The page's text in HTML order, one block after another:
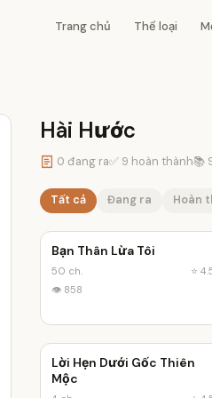
Trang chủ Thể loại
Hài Hước
0 đang ra✅ 9 hoàn thành📚
Tất cả Đang ra Hoàn
✓ Hoàn thành
Bạn Thân Lừa Tôi
50 ch. ⭐
👁 858
✓ Hoàn thành
Lời Hẹn Dưới Gốc Thiên
Mộc